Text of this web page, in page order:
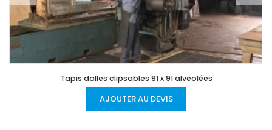
Tapis dalles clipsables 91 x 91 alvéolées
AJOUTER AU DEVIS